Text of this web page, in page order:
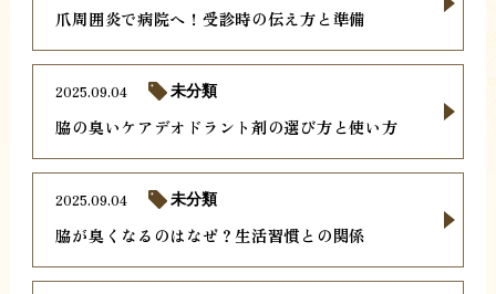
爪周囲炎で病院へ！受診時の伝え方と準備
脇の臭いケアデオドラント剤の選び方と使い方
2025.09.04 未分類
脇が臭くなるのはなぜ？生活習慣との関係
2025.09.04 未分類